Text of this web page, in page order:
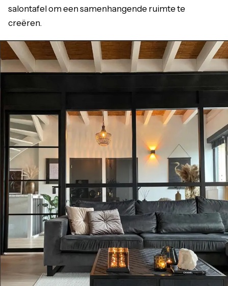
salontafel om een samenhangende ruimte te
creëren.